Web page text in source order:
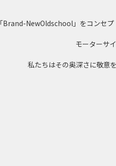
「Brand-NewOldschool」をコンセ
モーターサ
私たちはその奥深さに敬意